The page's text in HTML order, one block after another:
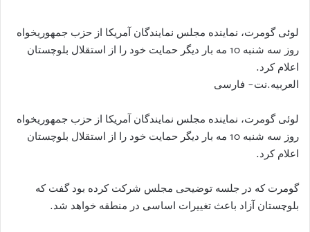
لوئی گومرت، نماینده مجلس نمایندگان آمریکا از حزب جمهوریخواه
روز سه شنبه 10 مه بار دیگر حمایت خود را از استقلال بلوچستان
اعلام کرد.
العربیه.نت- فارسی
لوئی گومرت، نماینده مجلس نمایندگان آمریکا از حزب جمهوریخواه
روز سه شنبه 10 مه بار دیگر حمایت خود را از استقلال بلوچستان
اعلام کرد.
گومرت که در جلسه توضیحی مجلس شرکت کرده بود گفت که
بلوچستان آزاد باعث تغییرات اساسی در منطقه خواهد شد.